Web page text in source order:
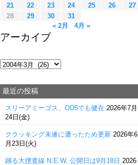
21
22 23 24 25 26
27
28
29 30
31
« 2月
4月 »
アーカイブ
最近の投稿
スリーアミーゴス、OD5でも健在 2026年7月
24日(金)
クラッキング未遂に遭ったため更新 2026年6
月23日(火)
踊る大捜査線 N.E.W. 公開日は9月18日 2026